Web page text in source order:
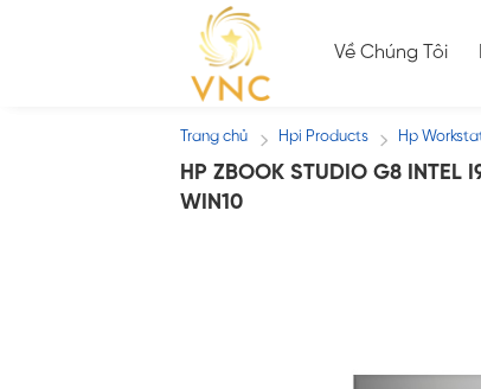
Về Chúng Tôi
Trang chủ / Hpi Products / Hp
HP ZBOOK STUDIO G8 INTEL
WIN10